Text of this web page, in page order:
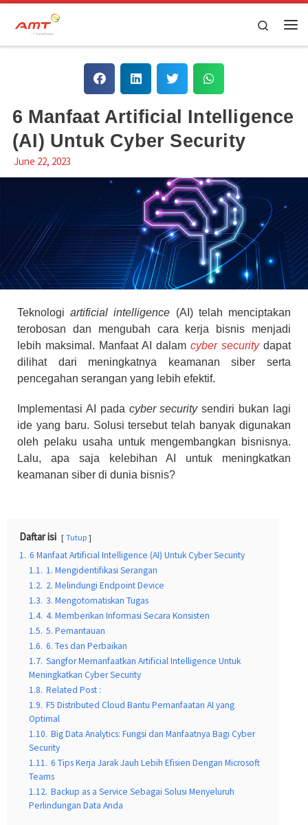
Skip to content Search
6 Manfaat Artificial Intelligence
(AI) Untuk Cyber Security
June 22, 2023
Teknologiartificial intelligence (AI) telah menciptakan
terobosan dan mengubah cara kerja bisnis menjadi
lebih maksimal. Manfaat AI dalam cyber securitydapat
dilihat dari meningkatnya keamanan siber serta
pencegahan serangan yang lebih efektif.
Implementasi AI pada cyber securitysendiri bukan lagi
ide yang baru. Solusi tersebut telah banyak digunakan
oleh pelaku usaha untuk mengembangkan bisnisnya.
Lalu, apa saja kelebihan AI untuk meningkatkan
keamanan siber di dunia bisnis?
Daftar isi Tutup
1. 6 Manfaat Artificial Intelligence (AI) Untuk Cyber Security
1.1. 1. Mengidentifikasi Serangan
1.2. 2. Melindungi Endpoint Device
1.3. 3. Mengotomatiskan Tugas
1.4. 4. Memberikan Informasi Secara Konsisten
1.5. 5. Pemantauan
1.6. 6. Tes dan Perbaikan
1.7. Sangfor Memanfaatkan Artificial Intelligence Untuk
Meningkatkan Cyber Security
1.8. Related Post :
1.9. F5 Distributed Cloud Bantu Pemanfaatan AI yang
Optimal
1.10. Big Data Analytics: Fungsi dan Manfaatnya Bagi Cyber
Security
1.11. 6 Tips Kerja Jarak Jauh Lebih Efisien Dengan Microsoft
Teams
1.12. Backup as a Service Sebagai Solusi Menyeluruh
Perlindungan Data Anda